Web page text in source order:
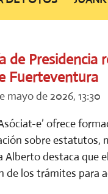
de
Fuerteventura
mayo de 2026, 13:30
e’ ofrece
sobre estatutos,
Alberto destaca que
de los trámites para